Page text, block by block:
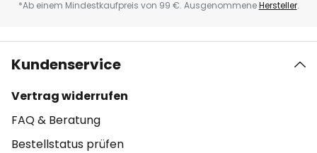
*Ab einem Mindestkaufpreis von 99 €. AusgenommeneHersteller.
Kundenservice
Vertrag widerrufen
FAQ & Beratung
Bestellstatus prüfen